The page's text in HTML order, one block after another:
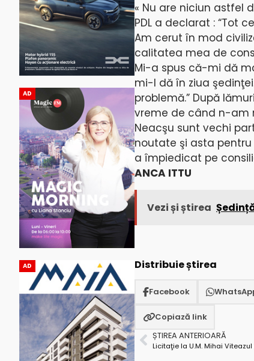
AD
AD
« Nu are niciun astfel
PDL a declarat : “Tot
Am cerut în mod
calitatea mea de
Mi-a spus că-mi dă
mi-l dă în ziua
problemă.” După
vreme de când n-am
Neacşu sunt vechi
noutate şi asta
a împiedicat pe
ANCA ITTU
Vezi și știrea
Distribuie știrea
Facebook
Copiază link
ȘTIREA ANTERIOARĂ
Licitaţie la U.M. Mihai